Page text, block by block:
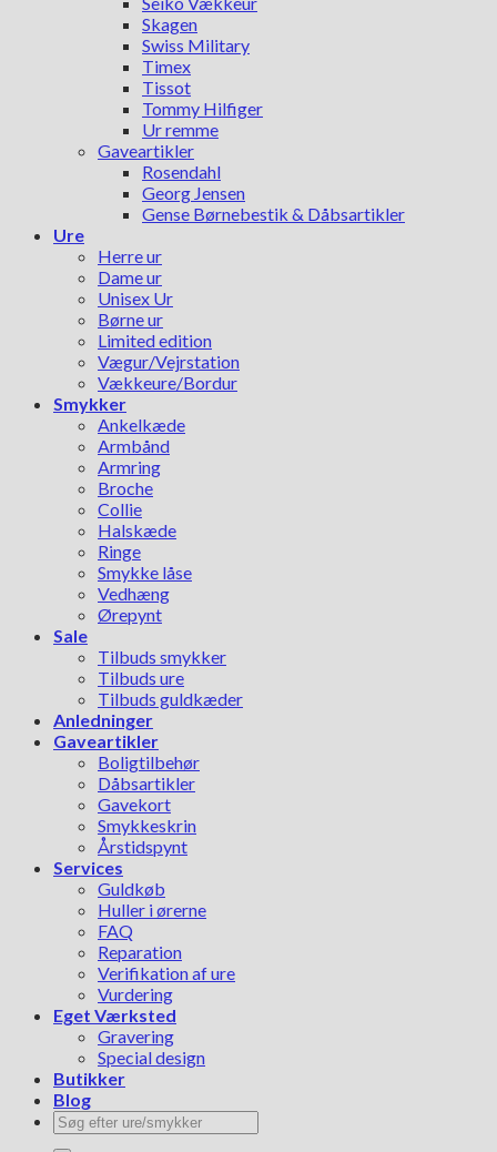
Skagen
Swiss Military
Timex
Tissot
Tommy Hilfiger
Ur remme
Gaveartikler
Rosendahl
Georg Jensen
Gense Børnebestik & Dåbsartikler
Ure
Herre ur
Dame ur
Unisex Ur
Børne ur
Limited edition
Vægur/Vejrstation
Vækkeure/Bordur
Smykker
Ankelkæde
Armbånd
Armring
Broche
Collie
Halskæde
Ringe
Smykke låse
Vedhæng
Ørepynt
Sale
Tilbuds smykker
Tilbuds ure
Tilbuds guldkæder
Anledninger
Gaveartikler
Boligtilbehør
Dåbsartikler
Gavekort
Smykkeskrin
Årstidspynt
Services
Guldkøb
Huller i ørerne
FAQ
Reparation
Verifikation af ure
Vurdering
Eget Værksted
Gravering
Special design
Butikker
Blog
Søg
efter: